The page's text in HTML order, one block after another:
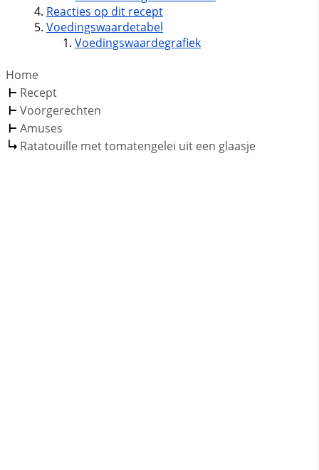
Reacties op dit recept
Voedingswaardetabel
Voedingswaardegrafiek
Home
Recept
Voorgerechten
Amuses
Ratatouille met tomatengelei uit een glaasje